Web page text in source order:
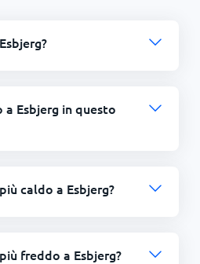
Esbjerg in questo
caldo a Esbjerg?
freddo a Esbjerg?